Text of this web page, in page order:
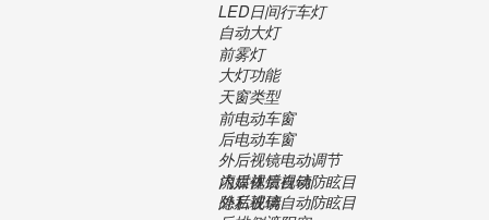
LED日间行车灯
自动大灯
前雾灯
大灯功能
天窗类型
前电动车窗
后电动车窗
外后视镜电动调节
内后视镜自动防眩目
流媒体后视镜
外后视镜自动防眩目
隐私玻璃